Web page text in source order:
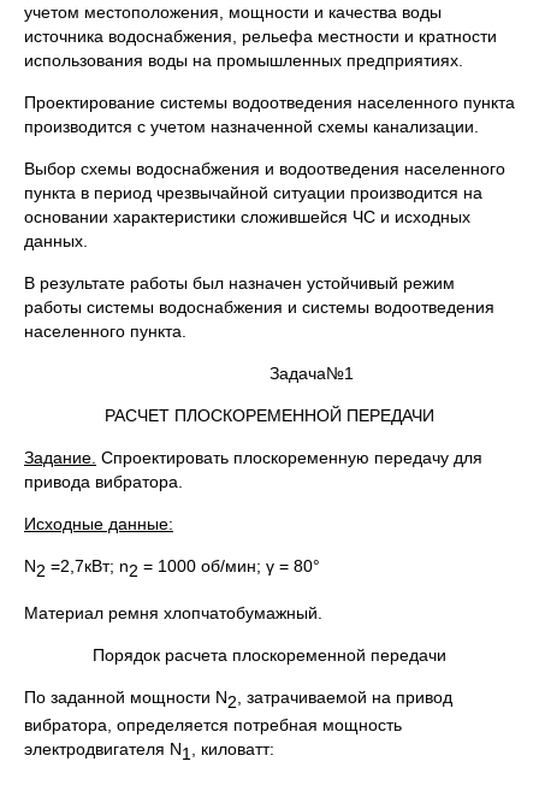
учетом местоположения, мощности и качества воды
источника водоснабжения, рельефа местности и кратности
использования воды на промышленных предприятиях.
Проектирование системы водоотведения населенного пункта
производится с учетом назначенной схемы канализации.
Выбор схемы водоснабжения и водоотведения населенного
пункта в период чрезвычайной ситуации производится на
основании характеристики сложившейся ЧС и исходных
данных.
В результате работы был назначен устойчивый режим
работы системы водоснабжения и системы водоотведения
населенного пункта.
Задача№1
РАСЧЕТ ПЛОСКОРЕМЕННОЙ ПЕРЕДАЧИ
Задание. Спроектировать плоскоременную передачу для
привода вибратора.
Исходные данные:
N2 =2,7кВт; n2 = 1000 об/мин; γ = 80°
Материал ремня хлопчатобумажный.
Порядок расчета плоскоременной передачи
По заданной мощности N2 , затрачиваемой на привод
вибратора, определяется потребная мощность
электродвигателя N1 , киловатт: